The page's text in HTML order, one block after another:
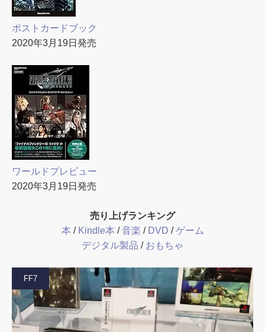
ポストカードブック
2020年3月19日発売
ワールドプレビュー
2020年3月19日発売
売り上げランキング
本 / Kindle本 /音楽 / DVD /ゲーム
デジタル製品 / おもちゃ
FF7